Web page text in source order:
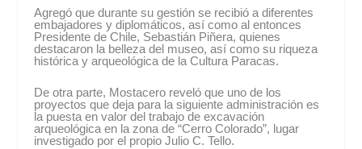
Agregó que durante su gestión se recibió a diferentes
embajadores y diplomáticos, así como al entonces
Presidente de Chile, Sebastián Piñera, quienes
destacaron la belleza del museo, así como su riqueza
histórica y arqueológica de la Cultura Paracas.
De otra parte, Mostacero reveló que uno de los
proyectos que deja para la siguiente administración es
la puesta en valor del trabajo de excavación
arqueológica en la zona de “Cerro Colorado”, lugar
investigado por el propio Julio C. Tello.